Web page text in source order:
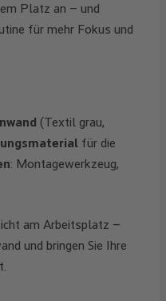
Platz an – und
für mehr Fokus und
(Textil grau,
für die
: Montagewerkzeug,
am Arbeitsplatz –
und bringen Sie Ihre